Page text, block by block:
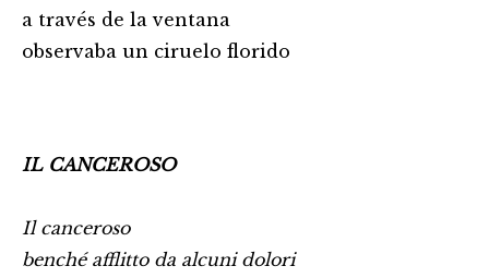
a través de la ventana
observaba un ciruelo florido
IL CANCEROSO
Il canceroso
benché afflitto da alcuni dolori